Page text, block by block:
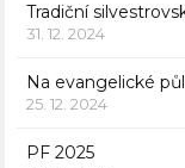
Tradiční
31. 12. 2024
Na evangelické
25. 12. 2024
PF 2025